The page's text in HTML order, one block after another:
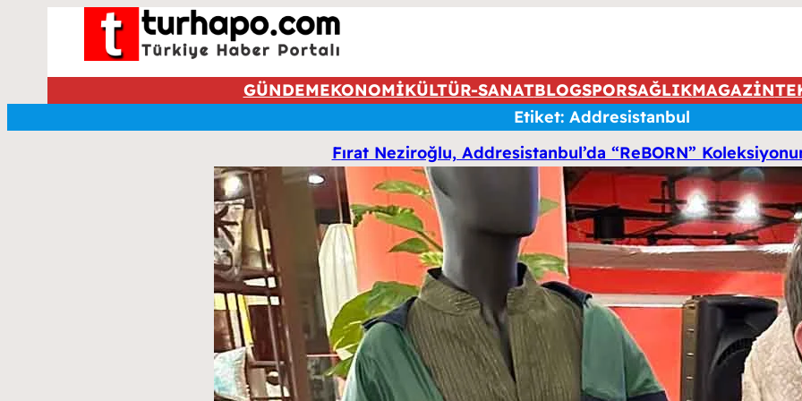
GÜNDEMEKONOMİKÜLTÜR-SANATBLOGSPORSAĞLIKMAGAZİN
Etiket: Addresistanbul
Fırat Neziroğlu, Addresistanbul’da “ReBORN”